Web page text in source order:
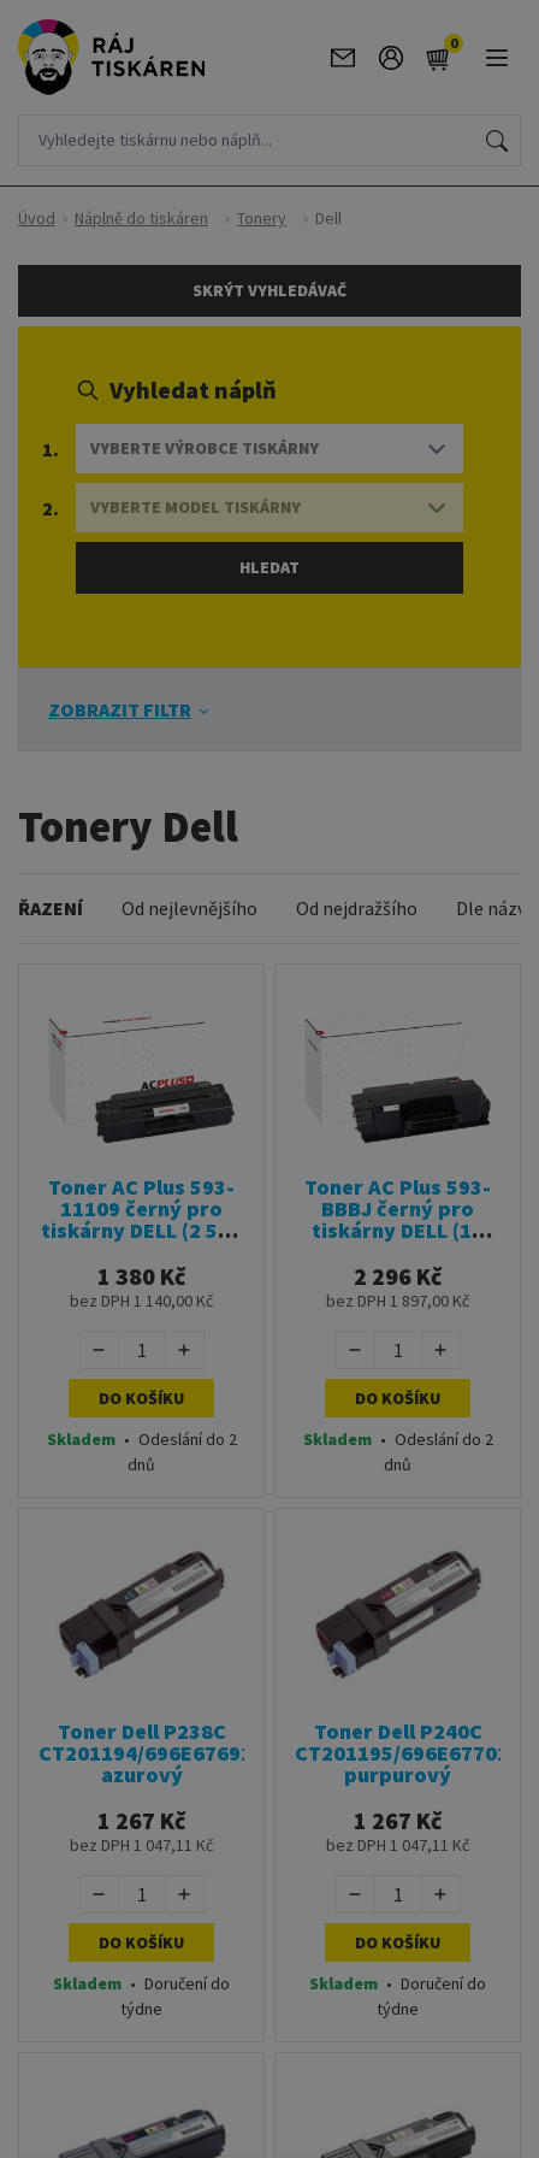
0
Úvod Náplně do tiskáren Tonery Dell
SKRÝT VYHLEDÁVAČ
Vyhledat náplň
VYBERTE VÝROBCE TISKÁRNY
1.
VYBERTE MODEL TISKÁRNY
2.
ZOBRAZIT FILTR
Tonery Dell
ŘAZENÍ Od nejlevnějšího Od nejdražšího Dle názvu
Toner AC Plus 593-
11109 černý pro
tiskárny DELL (2 500
1 380 Kč
bez DPH 1 140,00 Kč
DO KOŠÍKU
Skladem • Odeslání do 2
dnů
Toner AC Plus 593-
BBBJ černý pro
tiskárny DELL (10
2 296 Kč
bez DPH 1 897,00 Kč
DO KOŠÍKU
Skladem • Odeslání do 2
dnů
Toner Dell P238C
CT201194/696E67691
azurový
1 267 Kč
bez DPH 1 047,11 Kč
DO KOŠÍKU
Skladem • Doručení do
týdne
Toner Dell P240C
CT201195/696E67701
purpurový
1 267 Kč
bez DPH 1 047,11 Kč
DO KOŠÍKU
Skladem • Doručení do
týdne